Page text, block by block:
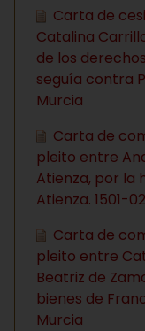
Carta de
Catalina
de los
seguía contra
Murcia
Carta de
pleito entre
Atienza, por la
Atienza. 1501-
Carta de
pleito entre
Beatriz de
bienes de
Murcia